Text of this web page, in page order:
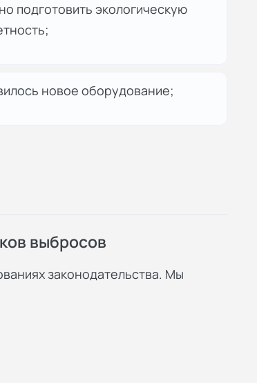
подготовить экологическую
новое оборудование;
выбросов
законодательства. Мы